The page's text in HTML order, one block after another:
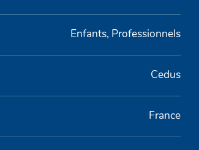
Enfants, Professionnels
Cedus
France